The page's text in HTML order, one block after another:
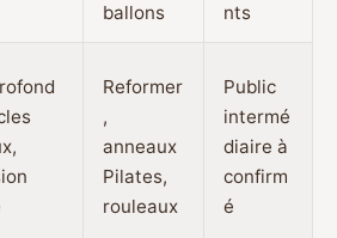
ballons
nts
Reformer
,
anneaux
Pilates,
rouleaux
Public
intermé
diaire à
confirm
é